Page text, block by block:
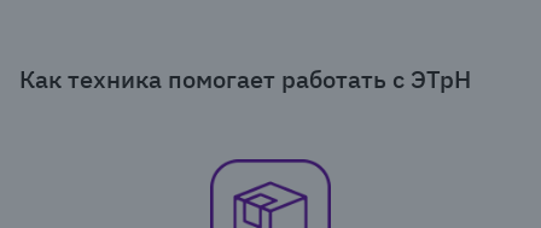
Как техника помогает работать с ЭТрН